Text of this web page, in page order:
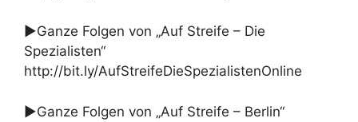
►Ganze Folgen von „Auf Streife – Die
Spezialisten“
http://bit.ly/AufStreifeDieSpezialistenOnline
►Ganze Folgen von „Auf Streife – Berlin“